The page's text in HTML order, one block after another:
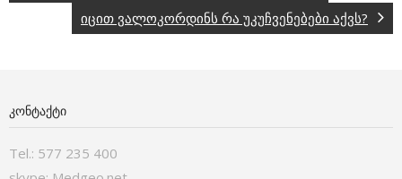
იცით ვალოკორდინს რა უკუჩვენებები აქვს?
ᲙᲝᲜᲢᲐᲥᲢᲘ
Tel.: 577 235 400